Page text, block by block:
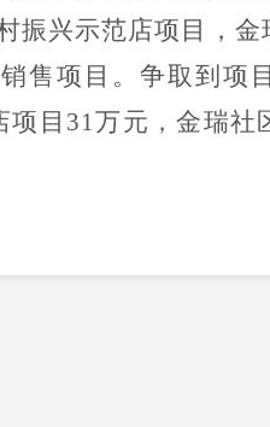
振兴示范店项目，金
售项目。争取到项
目31万元，金瑞社